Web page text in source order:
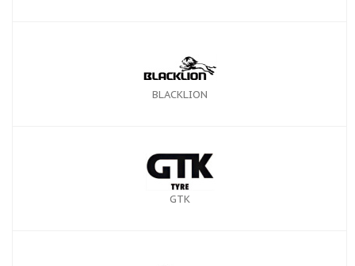
BLACKLION
GTK